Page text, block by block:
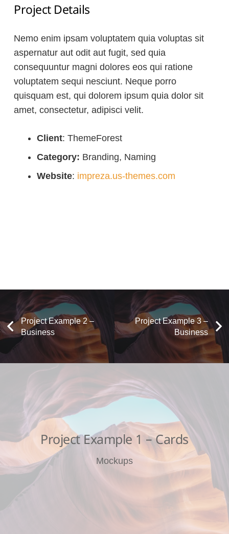
Project Details
Nemo enim ipsam voluptatem quia voluptas sit
aspernatur aut odit aut fugit, sed quia
consequuntur magni dolores eos qui ratione
voluptatem sequi nesciunt. Neque porro
quisquam est, qui dolorem ipsum quia dolor sit
amet, consectetur, adipisci velit.
Client: ThemeForest
Category: Branding, Naming
Website: impreza.us-themes.com
Project Example 2 –
Business
Project Example 3 –
Business
Project Example 1 – Cards
Mockups